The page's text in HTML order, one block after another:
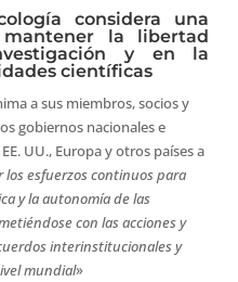
considera una
mantener la libertad
y en la
científicas
a sus miembros, socios y
gobiernos nacionales e
UU., Europa y otros países a
esfuerzos continuos para
y la autonomía de las
con las acciones y
interinstitucionales y
mundial»